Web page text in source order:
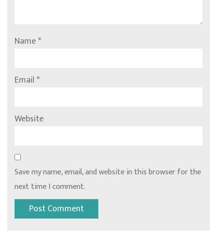
Name*
Email*
Website
Save my name, email, and website in this browser for the
next time I comment.